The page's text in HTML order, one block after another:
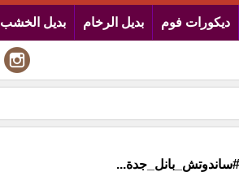
ديكورات فوم بديل الرخام بديل الخشب